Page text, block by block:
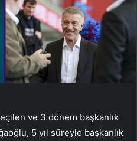
ve 3 dönem başkanlık
5 yıl süreyle başkanlık